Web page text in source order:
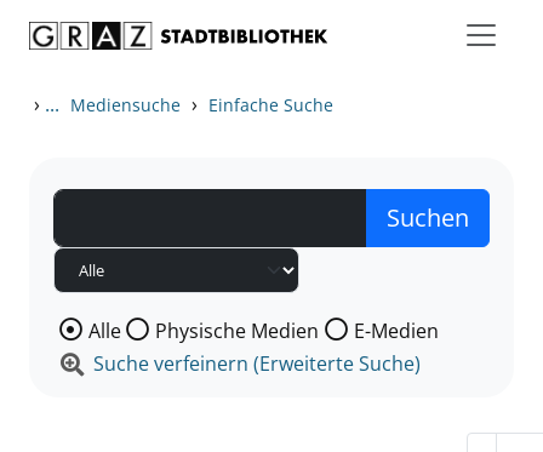
› ... Mediensuche › Einfache Suche
Wählen Sie die Medienart nach der Sie suchen wollen.
Alle Physische Medien
E-Medien
Suche verfeinern (Erweiterte Suche)